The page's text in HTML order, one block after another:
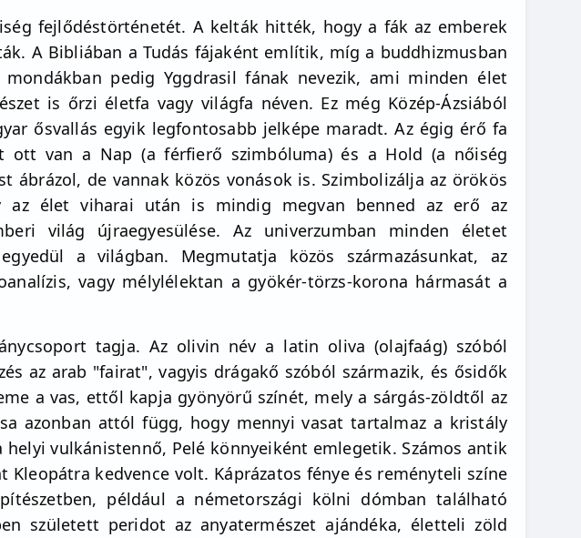
fejlődéstörténetét. A kelták hitték, hogy a fák az emberek
A Bibliában a Tudás fájaként említik, míg a buddhizmusban
pedig Yggdrasil fának nevezik, ami minden élet
is őrzi életfa vagy világfa néven. Ez még Közép-Ázsiából
ősvallás egyik legfontosabb jelképe maradt. Az égig érő fa
ott van a Nap (a férfierő szimbóluma) és a Hold (a nőiség
de vannak közös vonások is. Szimbolizálja az örökös
az élet viharai után is mindig megvan benned az erő az
világ újraegyesülése. Az univerzumban minden életet
a világban. Megmutatja közös származásunkat, az
vagy mélylélektan a gyökér-törzs-korona hármasát a
tagja. Az olivin név a latin oliva (olajfaág) szóból
az arab "fairat", vagyis drágakő szóból származik, és ősidők
a vas, ettől kapja gyönyörű színét, mely a sárgás-zöldtől az
azonban attól függ, hogy mennyi vasat tartalmaz a kristály
vulkánistennő, Pelé könnyeiként emlegetik. Számos antik
kedvence volt. Káprázatos fénye és reményteli színe
például a németországi kölni dómban található
született peridot az anyatermészet ajándéka, életteli zöld